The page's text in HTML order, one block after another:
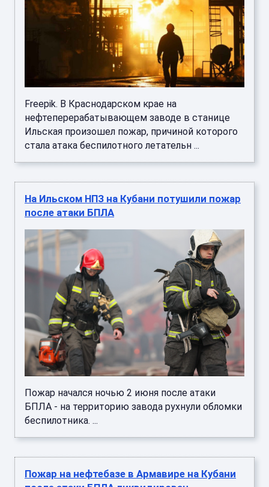
Freepik. В Краснодарском крае на
нефтеперерабатывающем заводе в станице
Ильская произошел пожар, причиной которого
стала атака беспилотного летательн ...
На Ильском НПЗ на Кубани потушили пожар
после атаки БПЛА
Пожар начался ночью 2 июня после атаки
БПЛА - на территорию завода рухнули обломки
беспилотника. ...
Пожар на нефтебазе в Армавире на Кубани